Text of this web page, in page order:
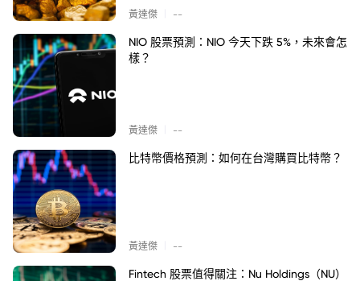
黃達傑 --
NIO 股票預測：NIO 今天下跌 5%，未來會怎
樣？
黃達傑 --
比特幣價格預測：如何在台灣購買比特幣？
黃達傑 --
Fintech 股票值得關注：Nu Holdings（NU）